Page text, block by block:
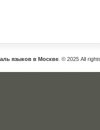
языков в Москве . © 2025 All